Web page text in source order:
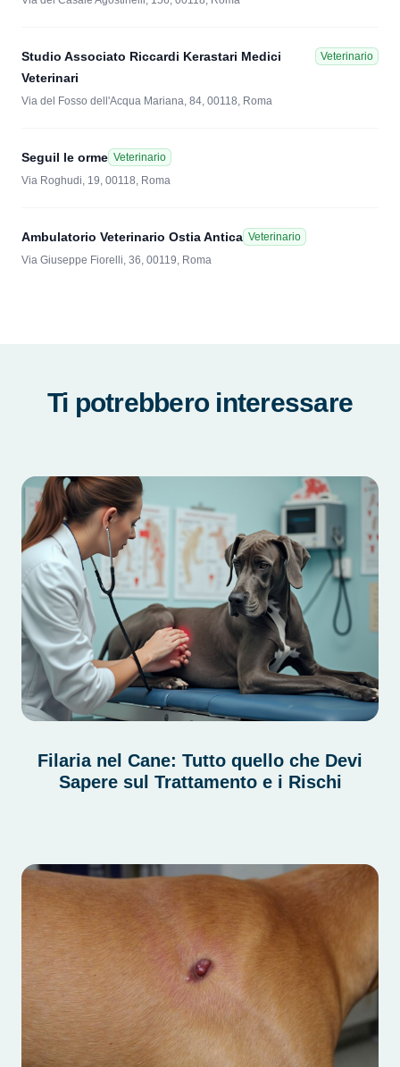
Studio Associato Riccardi Kerastari Medici
Veterinari
Veterinario
Via del Fosso dell'Acqua Mariana, 84, 00118, Roma
Seguil le orme Veterinario
Via Roghudi, 19, 00118, Roma
Ambulatorio Veterinario Ostia Antica Veterinario
Via Giuseppe Fiorelli, 36, 00119, Roma
Ti potrebbero interessare
Filaria nel Cane: Tutto quello che Devi
Sapere sul Trattamento e i Rischi